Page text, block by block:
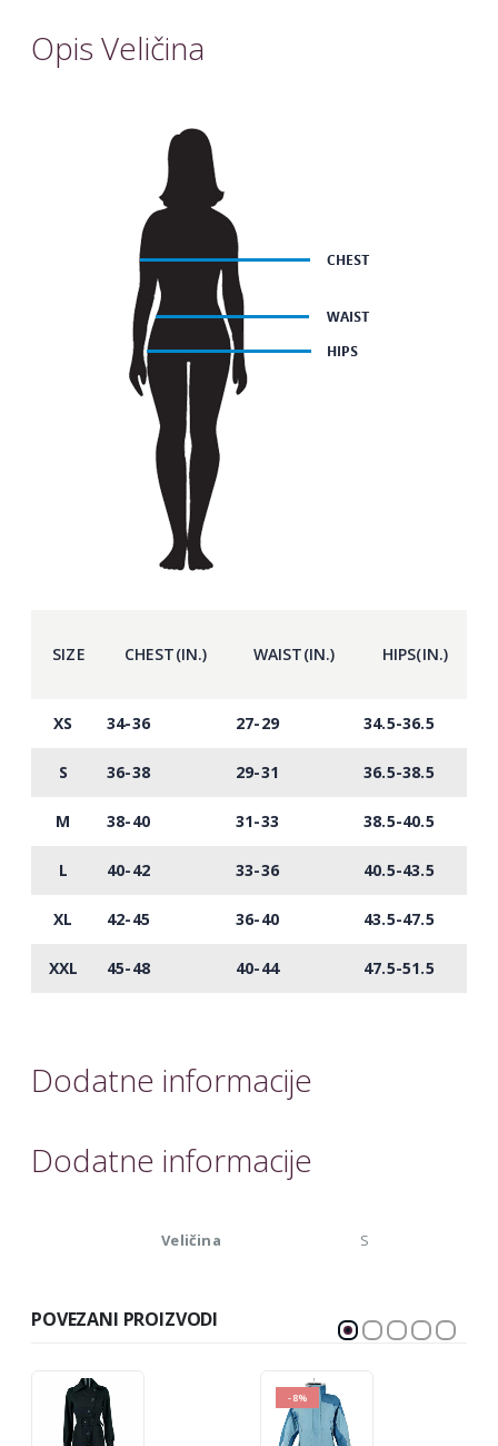
Opis Veličina
SIZE CHEST(IN.) WAIST(IN.) HIPS(IN.)
XS 34-36 27-29 34.5-36.5
S 36-38 29-31 36.5-38.5
M 38-40 31-33 38.5-40.5
L 40-42 33-36 40.5-43.5
XL 42-45 36-40 43.5-47.5
XXL 45-48 40-44 47.5-51.5
Dodatne informacije
Dodatne informacije
Veličina S
POVEZANI PROIZVODI
-8%